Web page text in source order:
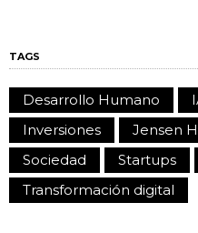
TAGS
Desarrollo Humano
Inversiones
Jensen
Sociedad
Startups
Transformación digital